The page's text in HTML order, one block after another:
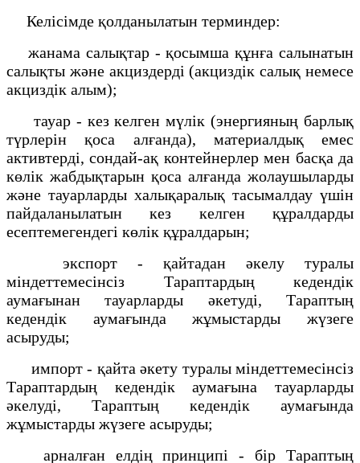
Келiсiмде қолданылатын терминдер:
жанама салықтар - қосымша құнға салынатын
салықты және акциздердi (акциздiк салық немесе
акциздiк алым);
тауар - кез келген мүлiк (энергияның барлық
түрлерiн қоса алғанда), материалдық емес
активтердi, сондай-ақ контейнерлер мен басқа да
көлiк жабдықтарын қоса алғанда жолаушыларды
және тауарларды халықаралық тасымалдау үшiн
пайдаланылатын кез келген құралдарды
есептемегендегi көлiк құралдарын;
экспорт - қайтадан әкелу туралы
мiндеттемесiнсiз Тараптардың кедендiк
аумағынан тауарларды әкетудi, Тараптың
кедендiк аумағында жұмыстарды жүзеге
асыруды;
импорт - қайта әкету туралы мiндеттемесiнсiз
Тараптардың кедендiк аумағына тауарларды
әкелудi, Тараптың кедендiк аумағында
жұмыстарды жүзеге асыруды;
арналған елдiң принципi - бiр Тараптың